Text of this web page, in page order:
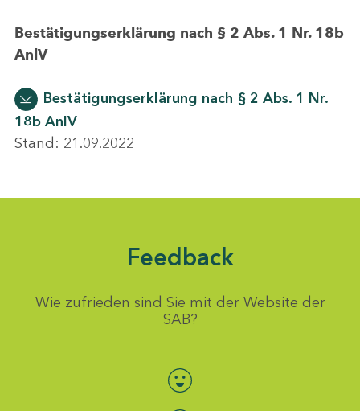
Bestätigungserklärung nach § 2 Abs. 1 Nr. 18b
AnlV
Bestätigungserklärung nach § 2 Abs. 1 Nr.
18b AnlV
Stand: 21.09.2022
Feedback
Wie zufrieden sind Sie mit der Website der
SAB?
Bewertung auswählen